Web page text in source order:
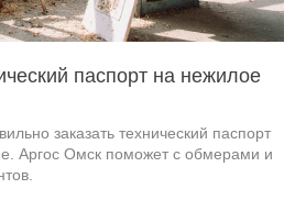
паспорт на нежилое
заказать технический паспорт
Аргос Омск поможет с обмерами и